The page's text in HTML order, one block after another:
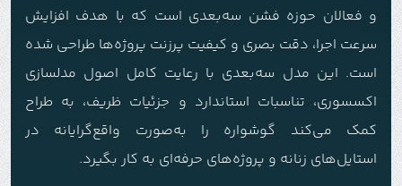
و فعالان حوزه فشن سه‌بعدی است که با هدف افزایش
سرعت اجرا، دقت بصری و کیفیت پرزنت پروژه‌ها طراحی شده
است. این مدل سه‌بعدی با رعایت کامل اصول مدلسازی
اکسسوری، تناسبات استاندارد و جزئیات ظریف، به طراح
کمک می‌کند گوشواره را به‌صورت واقع‌گرایانه در
استایل‌های زنانه و پروژه‌های حرفه‌ای به کار بگیرد.